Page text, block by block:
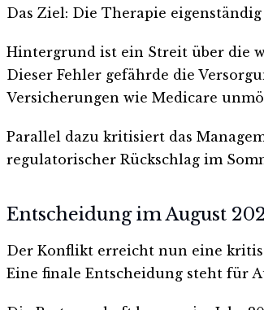
Das Ziel: Die Therapie
Hintergrund ist ein Streit über die
Dieser Fehler gefährde die
Versicherungen wie Medicare
Parallel dazu kritisiert das
regulatorischer Rückschlag im
Entscheidung im August
Der Konflikt erreicht nun eine
Eine finale Entscheidung steht für